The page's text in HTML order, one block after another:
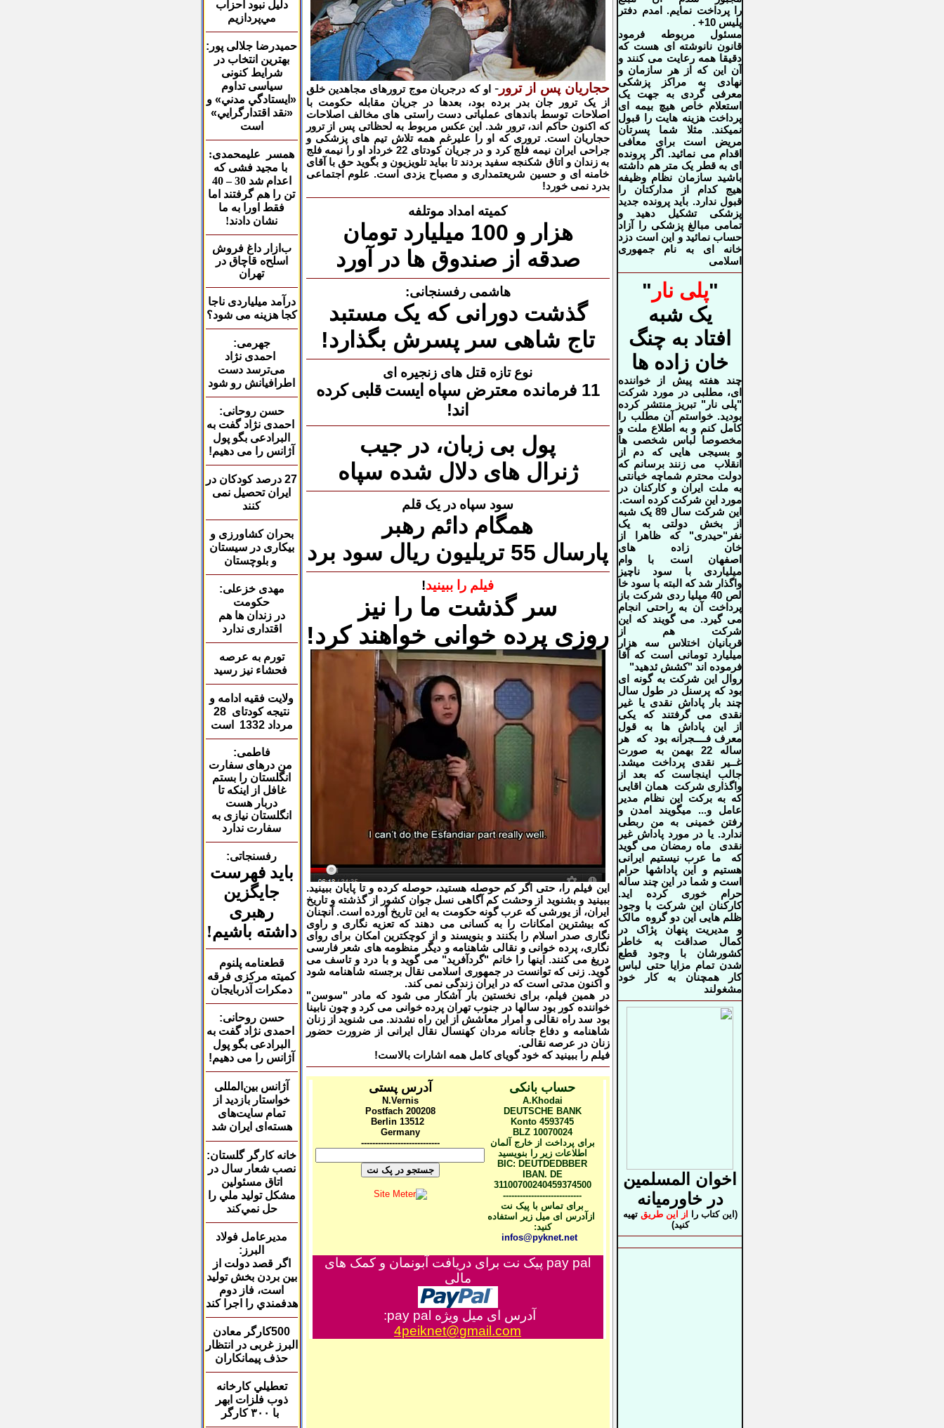
دليل نبود احزاب
مي‌پردازيم
حميدرضا جلالی پور:
بهترین انتخاب در
شرایط کنونی
سیاسی تداوم
«ايستادگي مدني» و
«نقد اقتدارگرايي»
است
همسر
علیمحمدی:
با مجید فشی که
اعدام شد 30 – 40
تن را هم گرفتند اما
فقط اورا به ما
نشان دادند!
ب ازار داغ فروش
اسلحه قاچاق در
تهران
درآمد میلیاردی ناجا
کجا هزینه می شود؟
جهرمی:
احمدی نژاد
می‌ترسد دست
اطرافیانش رو شود
حسن روحانی:
احمدی نژاد گفت به
البرادعی بگو پول
آژانس را می دهیم!
27 درصد کودکان در
ایران تحصیل نمی
کنند
بحران کشاورزی و
بیکاری در سیستان
و بلوچستان
مهدی خزعلی:
حکومت
در زندان ها هم
اقتداری ندارد
تورم به عرصه
فحشاء نیز رسید
ولایت فقیه ادامه و
نتیجه کودتای 28
مرداد 1332 است
فاطمی:
من درهای سفارت
انگلستان را بستم
غافل از اینکه تا
دربار هست
انگلستان نیازی به
سفارت ندارد
رفسنجاتی:
باید فهرست
جایگزین
رهبری
داشته باشیم!
قطعنامه پلنوم
کمیته مرکزی فرقه
دمکرات آذربایجان
حسن روحانی:
احمدی نژاد گفت به
البرادعی بگو پول
آژانس را می دهیم!
آژانس بین‌المللی
خواستار بازدید از
تمام سایت‌های
هسته‌ای ایران شد
خانه کارگر گلستان:
نصب شعار سال در
اتاق‌ مسئولين
مشكل توليد ملي را
حل نمي‌كند
مديرعامل فولاد
البرز :
اگر قصد دولت از
بين بردن بخش توليد
است، فاز دوم
هدفمندي را اجرا كند
500کارگر معادن
البرز غربی در انتظار
حذف پیمانکاران
تعطيلي کارخانه
ذوب فلزات ابهر
با ۳۰۰کارگر
حجاریان پس از ترور - او که درجریان موج ترورهای مجاهدین خلق
از یک ترور جان بدر برده بود، بعدها در جریان مقابله حکومت با
اصلاحات توسط باندهای عملیاتی دست راستی های مخالف اصلاحات
که اکنون حاکم اند، ترور شد. این عکس مربوط به لحظاتی پس از ترور
حجاریان است. تروری که او را علیرغم همه تلاش تیم های پزشکی و
جراحی ایران نیمه فلج کرد و در جریان کودتای 22 خرداد او را نیمه فلج
به زندان و اتاق شکنجه سفید بردند تا بیاید تلویزیون و بگوید حق با آقای
خامنه ای و حسین شریعتمداری و مصباح یزدی است. علوم اجتماعی
بدرد نمی خورد!
کمیته امداد موتلفه
هزار و 100 میلیارد تومان
صدقه از صندوق ها در آورد
هاشمی رفسنجانی:
گذشت دورانی که یک مستبد
تاج شاهی سر پسرش بگذارد!
نوع تازه قتل های زنجیره ای
11 فرمانده معترض سپاه
ایست قلبی کرده
اند!
پول بی زبان، در جیب
ژنرال های دلال شده سپاه
سود سپاه در یک قلم
همگام دائم رهبر
پارسال 55 تریلیون ریال سود برد
فیلم را ببینید!
سر گذشت ما را نیز
روزی پرده خوانی خواهند کرد!
این فیلم را، حتی اگر کم حوصله هستید، حوصله کرده و تا پایان ببینید.
ببینید و بشنوید از وحشت کم آگاهی نسل جوان کشور از گذشته و تاریخ
ایران، از یورشی که عرب گونه حکومت به این تاریخ آورده است. آنچنان
که بیشترین امکانات را به کسانی می دهند که تعزیه نگاری و راوی
نگاری صدر اسلام را بکنند و بنویسند و از کوچکترین امکان برای روای
نگاری، پرده خوانی و نقالی شاهنامه و دیگر منظومه های شعر فارسی
دریغ می کنند. اینها را خانم "گردآفرید" می گوید و با درد و تاسف می
گوید. زنی که توانست در جمهوری اسلامی نقال برجسته شاهنامه شود
و اکنون مدتی است که در ایران زندگی نمی کند.
در همین فیلم، برای نخستین بار آشکار می شود که مادر "سوسن"
خواننده کور بود سالها در جنوب تهران پرده خوانی می کرد و چون نابینا
بود سد راه نقالی و امرار معاشش از این راه نشدند. می شنوید از زنان
شاهنامه و دفاع جانانه مردان کهنسال نقال ایرانی از ضرورت حضور
زنان در عرصه نقالی.
فیلم را ببینید که خود گویای کامل همه اشارات بالاست!
حساب بانکی
A.Khodai
DEUTSCHE BANK
Konto 4593745
BLZ 10070024
برای پرداخت از خارج آلمان
اطلاعات زیر را بنویسید
BIC: DEUTDEDBBER
IBAN. DE
31100700240459374500
----------------------------
برای تماس با پیک نت
ازآدرس ای میل زیر استفاده
کنید:
infos@pyknet.net
آدرس پستی
N.Vernis
Postfach 200208
13512
Berlin
Germany
----------------------------
pay pal پیک نت برای دریافت آبونمان و کمک های
مالی
آدرس ای میل ویژه pay pal
:
4peiknet@gmail.com
را
پرداخت نمایم. امدم دفتر
پلیس 10+ .
مسئول مربوطه فرمود
قانون نانوشته
ای هست که
دقیقا همه رعایت می کنند و
آن این که از هر سازمان و
نهادی به مراکز پزشکی
معرفی گردی به جهت یک
استعلام خاص هیچ بیمه
ای
پرداخت هزینه هایت را قبول
نمیکند. مثلا شما پسرتان
مریض است
برای معافی
اقدام می نمائید. اگر پرونده
ای به قطر یک متر هم داشته
باشید سازمان نظام وظیفه
هیج کدام از مدارکتان را
قبول ندارد. باید پرونده جدید
پزشکی تشکیل دهید و
تمامی مبالغ پزشکی را آزاد
حساب نمائید و این است دزد
خانه ای به نام جمهوری
اسلامی
"پلی نار "
یک شبه
افتاد به چنگ
خان زاده ها
چند هفته پیش از خواننده
ای، مطلبی در مورد شرکت
"پلی نار" تبریز منتشر کرده
بودید. خواستم
آن مطلب را
کامل کنم و به اطلاع ملت و
مخصوصا لباس شخصی ها
و
بسیجی هایی که دم
از
انقلاب
می زنند برسانم که
دولت محترم شماچه خیانتی
به ملت ایران و کارکنان در
مورد این شرکت کرده است.
این شرکت سال 89 یک
شبه
از بخش دولتی به یک
نفر"حیدری" که ظاهرا از
خان زاده
های
اصفهان
است
با وام
میلیاردی با
سود ناچیز
واگذار شد که البته با سود خا
لص 40 میلیا ردی شرکت باز
پرداخت آن به راحتی انجام
می گیرد. می گویند که این
شرکت هم از
قربانیان
اختلاس سه هزار
میلیارد تومانی است که آقا
فرموده اند "کشش ئدهید"
روال این شرکت به گونه
ای
بود که پرسنل در طول سال
چند بار پاداش نقدی یا غیر
نقدی
می گرفتند که یکی
از
این پاداش ها به قول
معرف فــــجرانه بود
که
هر
ساله 22
بهمن به صورت
غــیر
نقدی پرداخت میشد.
جالب اینجاست که بعد از
واگذاری شرکت
همان اقایی
که به برکت این نظام مدیر
عامل
و... میگویند
امدن و
رفتن خمینی
به من ربطی
ندارد. یا در مورد پاداش غیر
نقدی
ماه رمضان می گوید
که
ما عرب نیستیم ایرانی
هستیم و این پاداشها حرام
است و شما در این چند ساله
حرام خوری کرده
اید.
کارکنان این شرکت با وجود
ظلم هایی این دو گروه مالک
و مدیریت
پنهان پژاک در
کمال صداقت به
خاطر
کشورشان با وجود قطع
شدن تمام مزایا حتی لباس
کار همچنان به
کار خود
مشغولند
اخوان المسلمین
در خاورمیانه
(این کتاب را از این طریق تهیه
کنید)